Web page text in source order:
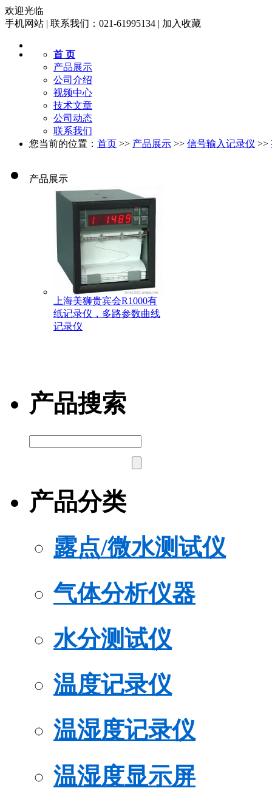
欢迎光临
手机网站 | 联系我们：021-61995134 | 加入收藏
首 页
产品展示
公司介绍
视频中心
技术文章
公司动态
联系我们
您当前的位置： 首页 >> 产品展示 >> 信号输入记录仪 >>
产品展示
上海美狮贵宾会R1000有
纸记录仪，多路参数曲线
记录仪
产品搜索
产品分类
露点/微水测试仪
气体分析仪器
水分测试仪
温度记录仪
温湿度记录仪
温湿度显示屏